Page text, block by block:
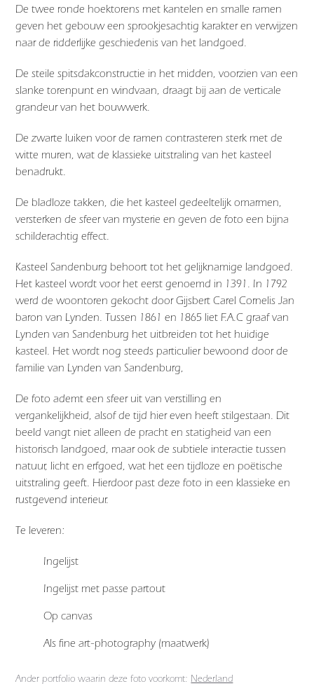
De twee ronde hoektorens met kantelen en smalle ramen
geven het gebouw een sprookjesachtig karakter en verwijzen
naar de ridderlijke geschiedenis van het landgoed.
De steile spitsdakconstructie in het midden, voorzien van een
slanke torenpunt en windvaan, draagt bij aan de verticale
grandeur van het bouwwerk.
De zwarte luiken voor de ramen contrasteren sterk met de
witte muren, wat de klassieke uitstraling van het kasteel
benadrukt.
De bladloze takken, die het kasteel gedeeltelijk omarmen,
versterken de sfeer van mysterie en geven de foto een bijna
schilderachtig effect.
Kasteel Sandenburg behoort tot het gelijknamige landgoed.
Het kasteel wordt voor het eerst genoemd in 1391. In 1792
werd de woontoren gekocht door Gijsbert Carel Cornelis Jan
baron van Lynden. Tussen 1861 en 1865 liet F.A.C graaf van
Lynden van Sandenburg het uitbreiden tot het huidige
kasteel. Het wordt nog steeds particulier bewoond door de
familie van Lynden van Sandenburg,
De foto ademt een sfeer uit van verstilling en
vergankelijkheid, alsof de tijd hier even heeft stilgestaan. Dit
beeld vangt niet alleen de pracht en statigheid van een
historisch landgoed, maar ook de subtiele interactie tussen
natuur, licht en erfgoed, wat het een tijdloze en poëtische
uitstraling geeft. Hierdoor past deze foto in een klassieke en
rustgevend interieur.
Te leveren:
Ingelijst
Ingelijst met passe partout
Op canvas
Als fine art-photography (maatwerk)
Ander portfolio waarin deze foto voorkomt: Nederland